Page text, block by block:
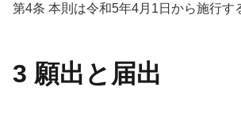
第4条 本則は令和5年4月1日から施行す
3 願出と届出